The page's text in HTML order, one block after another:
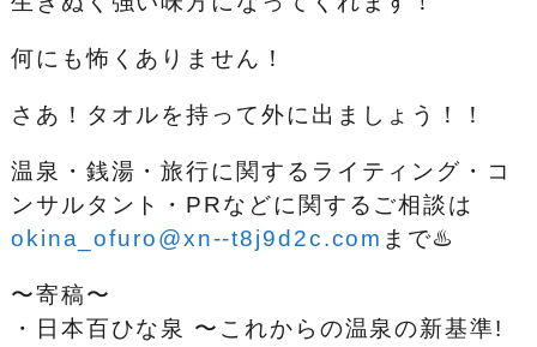
何にも怖くありません！
さあ！タオルを持って外に出ましょう！！
温泉・銭湯・旅行に関するライティング・コ
ンサルタント・PRなどに関するご相談は
okina_ofuro@xn--t8j9d2c.com まで♨️
〜寄稿〜
・日本百ひな泉 〜これからの温泉の新基準!